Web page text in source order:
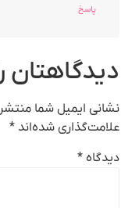
پاسخ
دیدگاهتان
نشانی ایمیل شما منتشر
علامت‌گذاری شده‌اند*
دیدگاه*